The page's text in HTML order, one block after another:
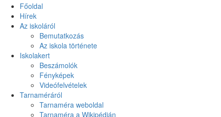
Főoldal
Hírek
Az iskoláról
Bemutatkozás
Az iskola története
Iskolakert
Beszámolók
Fényképek
Videófelvételek
Tarnaméráról
Tarnaméra weboldal
Tarnaméra a Wikipédián